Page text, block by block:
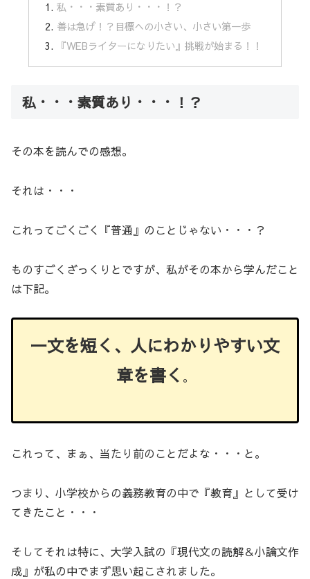
私・・・素質あり・・・！？
善は急げ！？目標への小さい、小さい第一歩
『WEBライターになりたい』挑戦が始まる！！
私・・・素質あり・・・！？
その本を読んでの感想。
それは・・・
これってごくごく『普通』のことじゃない・・・？
ものすごくざっくりとですが、私がその本から学んだこと
は下記。
一文を短く、人にわかりやすい文
章を書く 。
これって、まぁ、当たり前のことだよな・・・と。
つまり、小学校からの義務教育の中で『教育』として受け
てきたこと・・・
そしてそれは特に、大学入試の『現代文の読解＆小論文作
成』が私の中でまず思い起こされました。